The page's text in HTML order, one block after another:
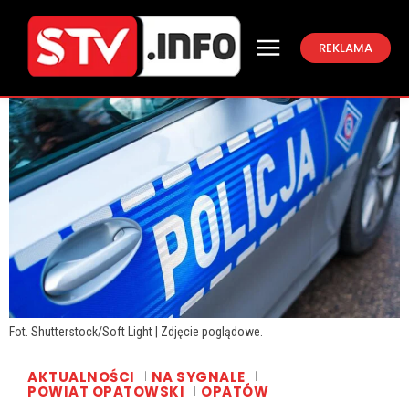
REKLAMA
Fot. Shutterstock/Soft Light | Zdjęcie poglądowe.
AKTUALNOŚCI NA SYGNALE
POWIAT OPATOWSKI OPATÓW